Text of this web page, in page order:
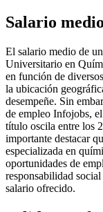
Salario medio
El salario medio de
Universitario en
en función de
la ubicación
desempeñe. Sin
de empleo Infojobs,
título oscila entre los
importante destacar
especializada en
oportunidades de
responsabilidad
salario ofrecido.